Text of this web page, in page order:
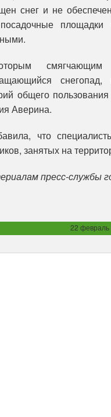
снег и не
смягчающим
общего
Аверина.
что
занятых на
пресс-службы
22 февраль